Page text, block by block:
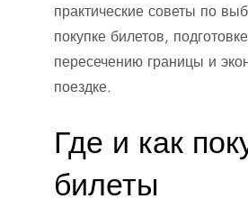
практические советы по
покупке билетов,
пересечению границы и
поездке.
Где и как
билеты